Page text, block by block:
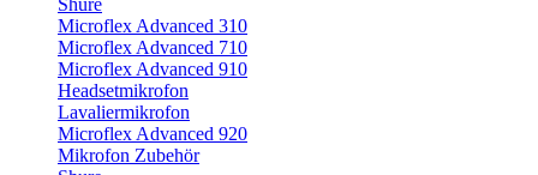
Shure
Microflex Advanced 310
Microflex Advanced 710
Microflex Advanced 910
Headsetmikrofon
Lavaliermikrofon
Microflex Advanced 920
Mikrofon Zubehör